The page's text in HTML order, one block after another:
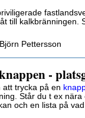
till kalkbränningen.
Pettersson
-
att trycka på en
Står du t ex
och en lista på